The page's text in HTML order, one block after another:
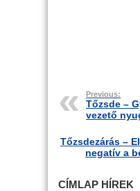
Previous:
Tőzsde –
vezető
Tőzsdezárás –
negatív a
CÍMLAP HÍREK